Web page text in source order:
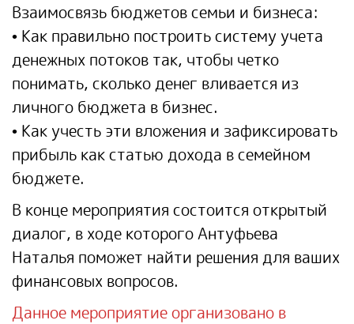
Взаимосвязь бюджетов семьи и бизнеса:
• Как правильно построить систему учета
денежных потоков так, чтобы четко
понимать, сколько денег вливается из
личного бюджета в бизнес.
• Как учесть эти вложения и зафиксировать
прибыль как статью дохода в семейном
бюджете.
В конце мероприятия состоится открытый
диалог, в ходе которого Антуфьева
Наталья поможет найти решения для ваших
финансовых вопросов.
Данное мероприятие организовано в